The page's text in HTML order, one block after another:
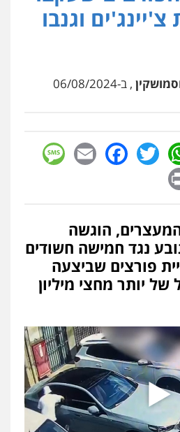
אלימות מעצרים
חמורה מעצרים וחקירות
גורביץ – לוי
פשיעה חמורה מעצרים
צבאי
דין חן ברוך
תעבורה מעצרים וחקירות
חמורה מעצרים וחקירות
דין טאי שרקי
אסירים תעבורה מרב"ד
וגנבו
, ב-06/08/2024
WhatsApp
Twitter
Facebook
Email
הוגשה
נגד חמישה חשודים
פורצים שביצעה
של יותר מחצי מיליון